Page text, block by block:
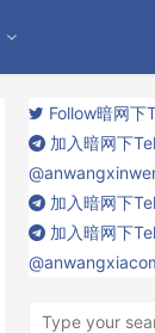
Follow暗网
加入暗网下
加入暗网下
加入暗网下